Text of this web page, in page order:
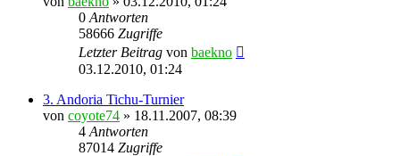
0 Antworten
58666 Zugriffe
Letzter Beitrag von baekno
03.12.2010, 01:24
3. Andoria Tichu-Turnier
von coyote74 » 18.11.2007, 08:39
4 Antworten
87014 Zugriffe